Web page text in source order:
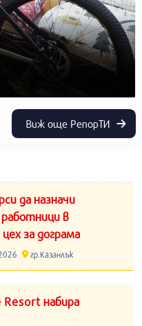
Виж още РепорТИ
да назначи
в
за дограма
гр.Казанлък
набира